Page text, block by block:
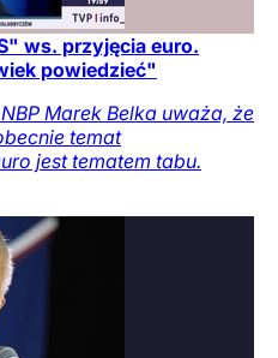
ws. przyjęcia euro.
powiedzieć"
Marek Belka uważa, że
temat
jest tematem tabu.